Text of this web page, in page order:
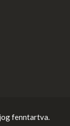
fenntartva.